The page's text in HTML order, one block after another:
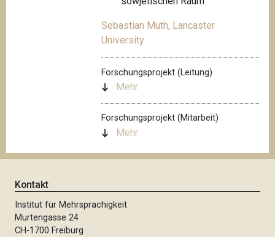
Sebastian Muth, Lancaster
University
Forschungsprojekt (Leitung)
Mehr
Forschungsprojekt (Mitarbeit)
Mehr
Kontakt
Institut für Mehrsprachigkeit
Murtengasse 24
CH-1700 Freiburg